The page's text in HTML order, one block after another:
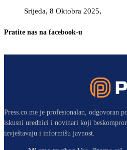
Srijeda, 8 Oktobra 2025,
Pratite nas na facebook-u
Press.co.me je profesionalan, odgovoran
iskusni urednici i novinari koji
izvještavaju i informišu javnost.